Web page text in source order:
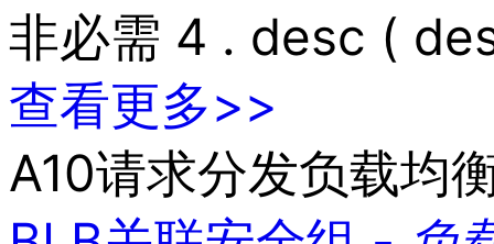
支
持
解
智
云
备
案
非必需 4 . desc (
查看更多>>
A10请求分发负载均